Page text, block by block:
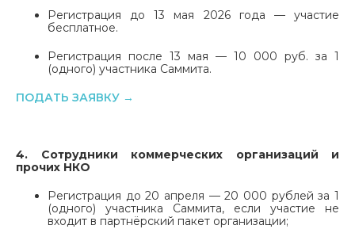
Регистрация до 13 мая 2026 года — участие
бесплатное.
Регистрация после 13 мая — 10 000 руб. за 1
(одного) участника Саммита.
ПОДАТЬ ЗАЯВКУ →
4. Сотрудники коммерческих организаций и
прочих НКО
Регистрация до 20 апреля — 20 000 рублей за 1
(одного) участника Саммита, если участие не
входит в партнёрский пакет организации;